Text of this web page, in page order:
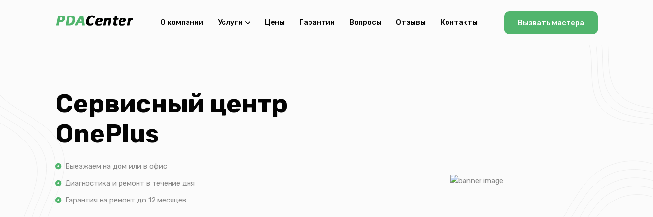
О компании Услуги Цены Гарантии Вопросы Отзывы Контакты Вызвать мастера
Сервисный центр
OnePlus
Выезжаем на дом или в офис
Диагностика и ремонт в течение дня
Гарантия на ремонт до 12 месяцев